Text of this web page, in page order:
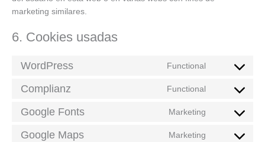
marketing similares.
6. Cookies usadas
WordPress Functional
Consent
wordpress
Complianz Functional
Consent
complianz
Google Fonts Marketing
Consent
Google Maps Marketing